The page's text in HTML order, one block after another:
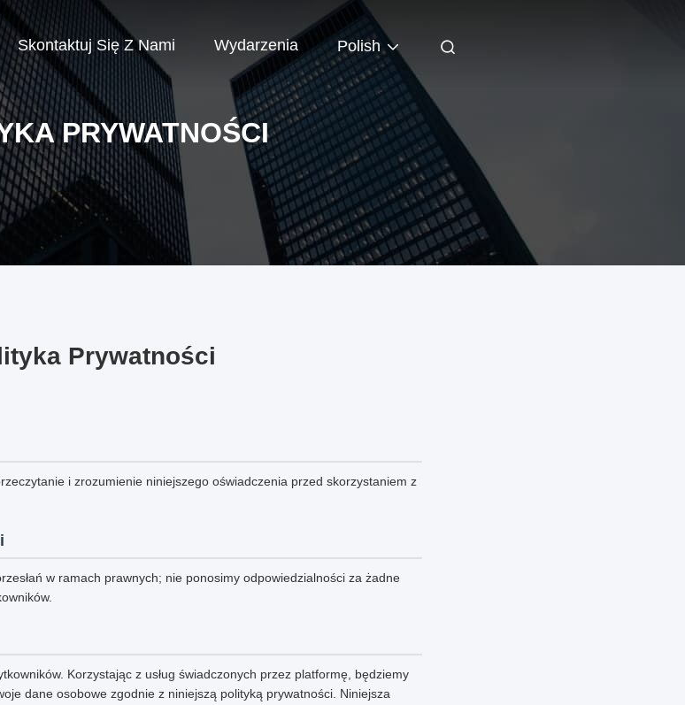
Skontaktuj Się Z Nami Wydarzenia Polish
PRYWATNOŚCI
Prywatności
i zrozumienie niniejszego oświadczenia przed skorzystaniem z
w ramach prawnych; nie ponosimy odpowiedzialności za żadne
Korzystając z usług świadczonych przez platformę, będziemy
dane osobowe zgodnie z niniejszą polityką prywatności. Niniejsza